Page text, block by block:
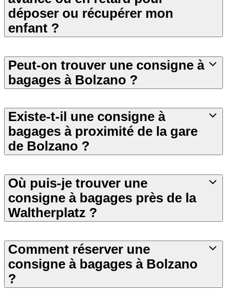
déposer ou récupérer mon
enfant ?
Peut-on trouver une consigne à
bagages à Bolzano ?
Existe-t-il une consigne à
bagages à proximité de la gare
de Bolzano ?
Où puis-je trouver une
consigne à bagages près de la
Waltherplatz ?
Comment réserver une
consigne à bagages à Bolzano
?